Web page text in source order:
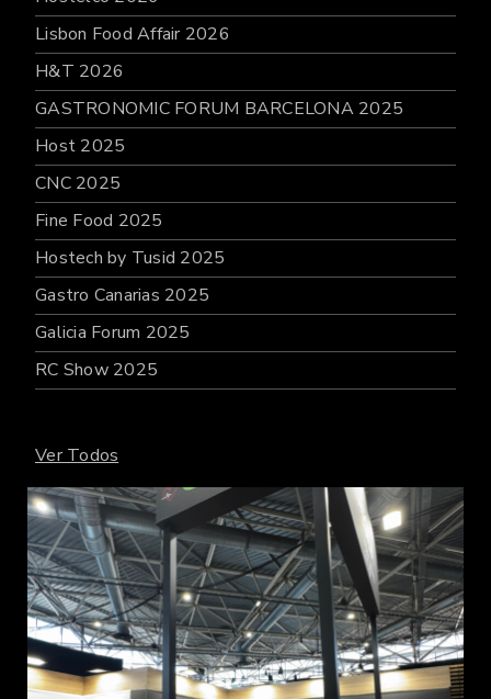
Lisbon Food Affair 2026
H&T 2026
GASTRONOMIC FORUM BARCELONA 2025
Host 2025
CNC 2025
Fine Food 2025
Hostech by Tusid 2025
Gastro Canarias 2025
Galicia Forum 2025
RC Show 2025
Ver Todos